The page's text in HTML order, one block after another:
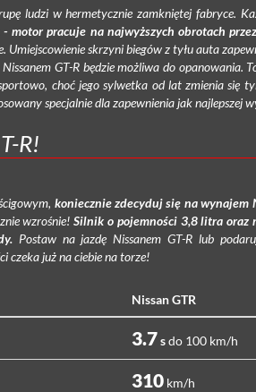
ludzi w hermetycznie zamkniętej fabryce.
motor pracuje na najwyższych obrotach
skrzyni biegów z tyłu auta
GT-R będzie możliwa do opanowania.
choć jego sylwetka od lat zmienia się
specjalnie dla zapewnienia jak najlepszej
R!
koniecznie zdecyduj się na wynajem
wzrośnie!Silnik o pojemności 3,8 litra oraz
Postaw na jazdę Nissanem GT-R lub
czeka już na ciebie na torze!
Nissan GTR
3.7sdo 100 km/h
310 km/h